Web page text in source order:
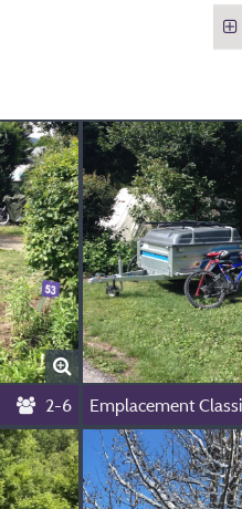
2-6